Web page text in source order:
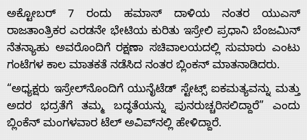
Home
ಅಕ್ಟೋಬರ್ 7 ರಂದು ಹಮಾಸ್ ದಾಳಿಯ ನಂತರ ಯುಎಸ್
ರಾಜತಾಂತ್ರಿಕರ ಎರಡನೇ ಭೇಟಿಯ ಕುರಿತು ಇಸ್ರೇಲಿ ಪ್ರಧಾನಿ ಬೆಂಜಮಿನ್
ನೆತನ್ಯಾಹು ಅವರೊಂದಿಗೆ ರಕ್ಷಣಾ ಸಚಿವಾಲಯದಲ್ಲಿ ಸುಮಾರು ಎಂಟು
ಗಂಟೆಗಳ ಕಾಲ ಮಾತಕತೆ ನಡೆಸಿದ ನಂತರ ಬ್ಲಿಂಕನ್ ಮಾತನಾಡಿದರು.
“ಅಧ್ಯಕ್ಷರು ಇಸ್ರೇಲ್‌ನೊಂದಿಗೆ ಯುನೈಟೆಡ್ ಸ್ಟೇಟ್ಸ್ ಐಕಮತ್ಯವನ್ನು ಮತ್ತು
ಅದರ ಭದ್ರತೆಗೆ ತಮ್ಮ ಬದ್ಧತೆಯನ್ನು ಪುನರುಚ್ಚರಿಸಲಿದ್ದಾರೆ” ಎಂದು
ಬ್ಲಿಂಕೆನ್ ಮಂಗಳವಾರ ಟೆಲ್ ಅವಿವ್‌ನಲ್ಲಿ ಹೇಳಿದ್ದಾರೆ.